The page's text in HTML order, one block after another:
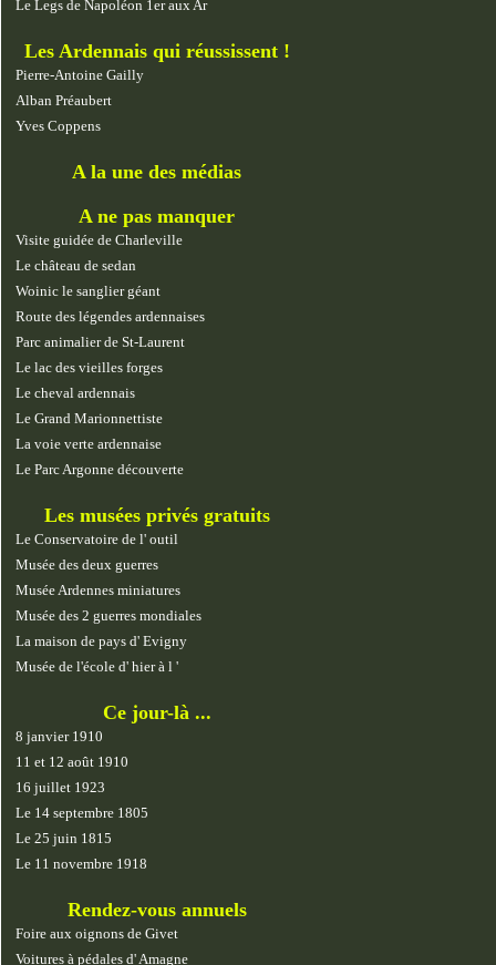
Le Legs de Napoléon 1er aux Ar
Les Ardennais qui réussissent !
Pierre-Antoine Gailly
Alban Préaubert
Yves Coppens
A la une des médias
A ne pas manquer
Visite guidée de Charleville
Le château de sedan
Woinic le sanglier géant
Route des légendes ardennaises
Parc animalier de St-Laurent
Le lac des vieilles forges
Le cheval ardennais
Le Grand Marionnettiste
La voie verte ardennaise
Le Parc Argonne découverte
Les musées privés gratuits
Le Conservatoire de l' outil
Musée des deux guerres
Musée Ardennes miniatures
Musée des 2 guerres mondiales
La maison de pays d' Evigny
Musée de l'école d' hier à l '
Ce jour-là ...
8 janvier 1910
11 et 12 août 1910
16 juillet 1923
Le 14 septembre 1805
Le 25 juin 1815
Le 11 novembre 1918
Rendez-vous annuels
Foire aux oignons de Givet
Voitures à pédales d' Amagne